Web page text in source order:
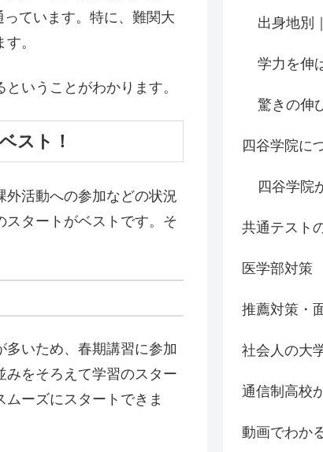
ています。特に、難関大
。
いうことがわかります。
スト！
活動への参加などの状況
スタートがベストです。そ
いため、春期講習に参加
をそろえて学習のスター
ーズにスタートできま
出身地別
学力を伸
驚きの伸
四谷学院に
四谷学院
共通テスト
医学部対策
推薦対策・
社会人の大
通信制高校
動画でわか